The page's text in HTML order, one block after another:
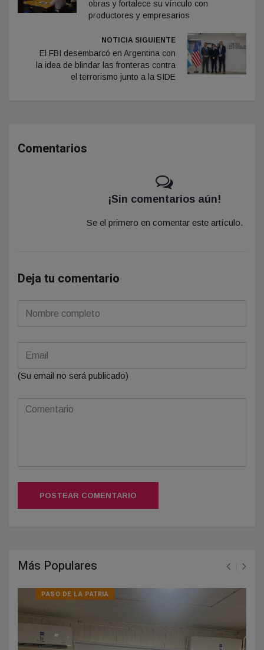
obras y fortalece su vínculo con
productores y empresarios
NOTICIA SIGUIENTE
El FBI desembarcó en Argentina con
la idea de blindar las fronteras contra
el terrorismo junto a la SIDE
Comentarios
¡Sin comentarios aún!
Se el primero en comentar este artículo.
Deja tu comentario
(Su email no será publicado)
POSTEAR COMENTARIO
Más Populares
PASO DE LA PATRIA